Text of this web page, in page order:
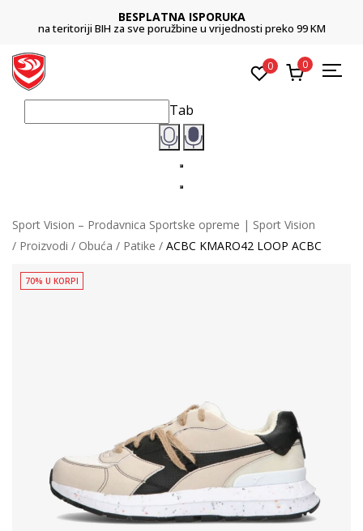
BESPLATNA ISPORUKA
na teritoriji BIH za sve poružbine u vrijednosti preko 99 KM
0 0
Tab
Sport Vision – Prodavnica Sportske opreme | Sport Vision
Proizvodi
Obuća Patike ACBC KMARO42 LOOP ACBC
70% U KORPI